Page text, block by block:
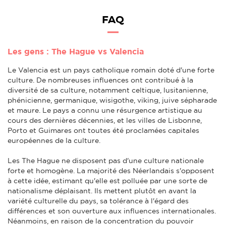
FAQ
Les gens : The Hague vs Valencia
Le Valencia est un pays catholique romain doté d'une forte
culture. De nombreuses influences ont contribué à la
diversité de sa culture, notamment celtique, lusitanienne,
phénicienne, germanique, wisigothe, viking, juive sépharade
et maure. Le pays a connu une résurgence artistique au
cours des dernières décennies, et les villes de Lisbonne,
Porto et Guimares ont toutes été proclamées capitales
européennes de la culture.
Les The Hague ne disposent pas d'une culture nationale
forte et homogène. La majorité des Néerlandais s'opposent
à cette idée, estimant qu'elle est polluée par une sorte de
nationalisme déplaisant. Ils mettent plutôt en avant la
variété culturelle du pays, sa tolérance à l'égard des
différences et son ouverture aux influences internationales.
Néanmoins, en raison de la concentration du pouvoir